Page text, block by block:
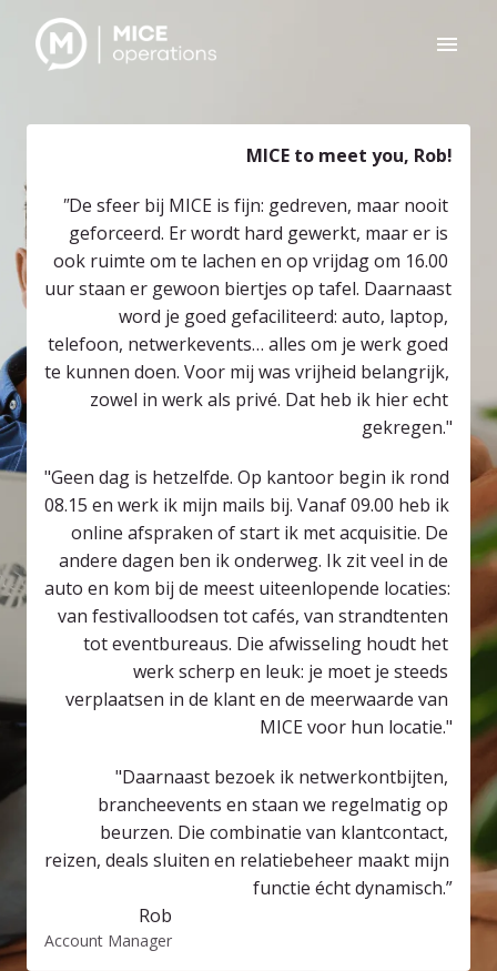
Overslaan
naar
contentHomepagina
MICE to meet you, Rob!
"De sfeer bij MICE is fijn: gedreven, maar nooit
geforceerd. Er wordt hard gewerkt, maar er is
ook ruimte om te lachen en op vrijdag om 16.00
uur staan er gewoon biertjes op tafel. Daarnaast
word je goed gefaciliteerd: auto, laptop,
telefoon, netwerk­events… alles om je werk goed
te kunnen doen. Voor mij was vrijheid belangrijk,
zowel in werk als privé. Dat heb ik hier echt
gekregen."
"Geen dag is hetzelfde. Op kantoor begin ik rond
08.15 en werk ik mijn mails bij. Vanaf 09.00 heb ik
online afspraken of start ik met acquisitie. De
andere dagen ben ik onderweg. Ik zit veel in de
auto en kom bij de meest uiteenlopende locaties:
van festivalloodsen tot cafés, van strandtenten
tot eventbureaus. Die afwisseling houdt het
werk scherp en leuk: je moet je steeds
verplaatsen in de klant en de meerwaarde van
MICE voor hun locatie."
"Daarnaast bezoek ik netwerkontbijten,
branche­events en staan we regelmatig op
beurzen. Die combinatie van klantcontact,
reizen, deals sluiten en relatie­beheer maakt mijn
functie écht dynamisch.”
Rob
Account Manager